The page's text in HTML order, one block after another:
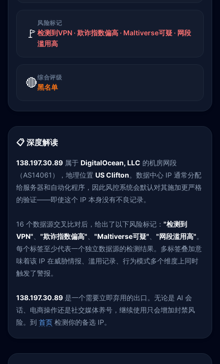
🚩
风险标记
检测到VPN · 欺诈指数偏高 · Maltiverse可疑 · 网段
滥用高
🔴综合评级
黑名单
📋 深度解读
138.197.30.89 属于 DigitalOcean, LLC 的机房网段
（AS14061），地理位置 US Clifton。数据中心 IP 通常分配
给服务器和自动化程序，因此风控系统会默认对其施加更严格
的验证——即使这个 IP 本身没有不良记录。
16 个数据源交叉比对后，给出了以下风险标记： "检测到
VPN"
"欺诈指数偏高" "Maltiverse可疑" "网段滥用高"。
每个标签至少代表一个独立数据源的检测结果。多标签叠加意
味着该 IP 在威胁情报、滥用记录、行为模式多个维度上同时
触发了警报。
138.197.30.89 是一个需要立即弃用的出口。无论是 AI 会
话、电商操作还是社交媒体养号，继续使用只会增加封禁风
险。到 首页 检测你的备选 IP。